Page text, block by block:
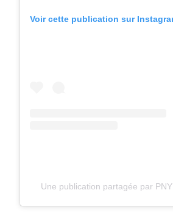
Voir cette publication sur
Une publication partagée par